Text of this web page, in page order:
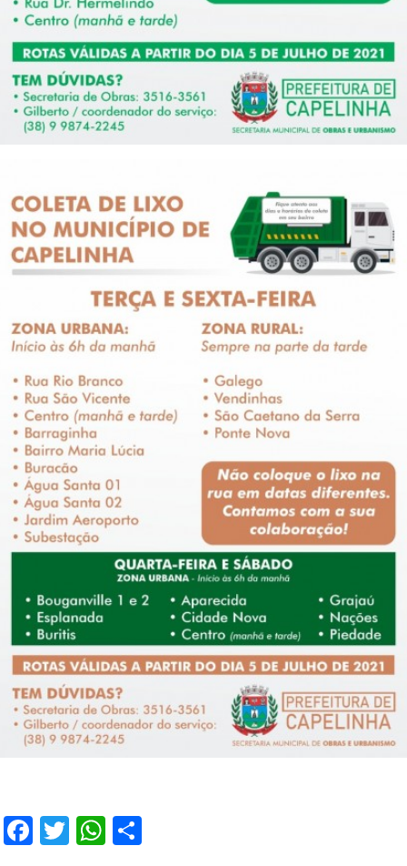
Facebook
TwitterWhatsApp